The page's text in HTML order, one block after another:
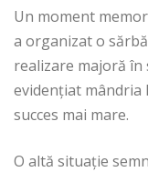
Un moment
a organizat o
realizare majoră în
evidențiat mândria
succes mai mare.
O altă situație